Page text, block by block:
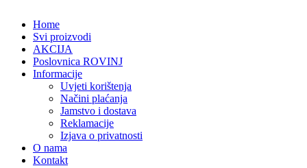
Home
Svi proizvodi
AKCIJA
Poslovnica ROVINJ
Informacije
Uvjeti korištenja
Načini plaćanja
Jamstvo i dostava
Reklamacije
Izjava o privatnosti
O nama
Kontakt